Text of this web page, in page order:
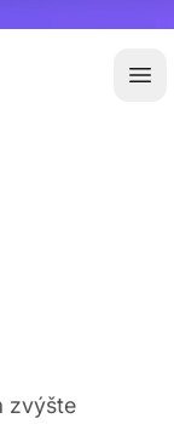
zvýšte